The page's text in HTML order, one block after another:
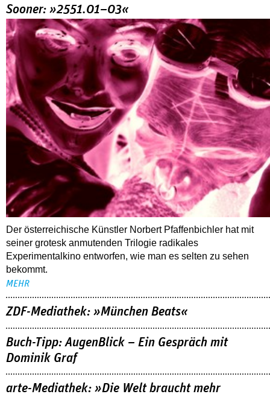
Sooner: »2551.01–03«
Der österreichische Künstler Norbert Pfaffenbichler hat mit
seiner grotesk anmutenden Trilogie radikales
Experimentalkino entworfen, wie man es selten zu sehen
bekommt.
MEHR
ZDF-Mediathek: »München Beats«
Buch-Tipp: AugenBlick – Ein Gespräch mit
Dominik Graf
arte-Mediathek: »Die Welt braucht mehr